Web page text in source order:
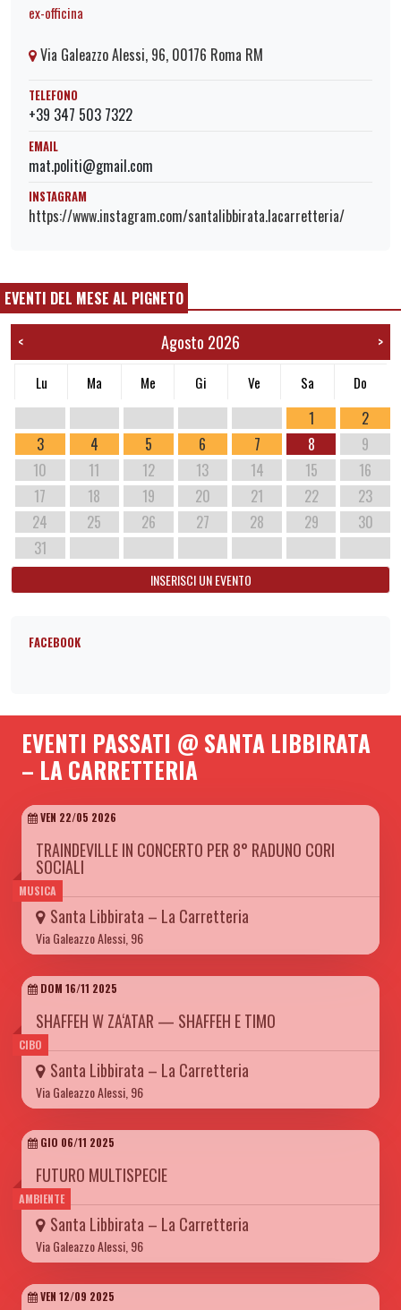
ex-officina
Via Galeazzo Alessi, 96, 00176 Roma RM
TELEFONO
+39 347 503 7322
EMAIL
mat.politi@gmail.com
INSTAGRAM
https://www.instagram.com/santalibbirata.lacarretteria/
EVENTI DEL MESE AL PIGNETO
< Agosto 2026 >
Lu Ma Me Gi Ve Sa Do
1
2
3
4 5 6 7 8
9
10
11 12 13 14 15
16
17
18 19 20 21 22
23
24
25 26 27 28 29
30
31
INSERISCI UN EVENTO
FACEBOOK
EVENTI PASSATI @ SANTA LIBBIRATA
– LA CARRETTERIA
MUSICA
VEN 22/05 2026
TRAINDEVILLE IN CONCERTO PER 8° RADUNO CORI
SOCIALI
Santa Libbirata – La Carretteria
Via Galeazzo Alessi, 96
CIBO
DOM 16/11 2025
SHAFFEH W ZA‘ATAR — SHAFFEH E TIMO
Santa Libbirata – La Carretteria
Via Galeazzo Alessi, 96
AMBIENTE
GIO 06/11 2025
FUTURO MULTISPECIE
Santa Libbirata – La Carretteria
Via Galeazzo Alessi, 96
VEN 12/09 2025